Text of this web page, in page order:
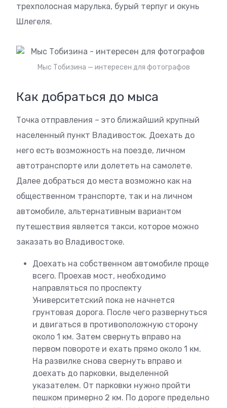
трехполосная марулька, бурый терпуг и окунь
Шлегеля.
Мыс Тобизина — интересен для фотографов
Как добраться до мыса
Точка отправления – это ближайший крупный
населенный пункт Владивосток. Доехать до
него есть возможность на поезде, личном
автотранспорте или долететь на самолете.
Далее добраться до места возможно как на
общественном транспорте, так и на личном
автомобиле, альтернативным вариантом
путешествия является такси, которое можно
заказать во Владивостоке.
Доехать на собственном автомобиле проще
всего. Проехав мост, необходимо
направляться по проспекту
Университетский пока не начнется
грунтовая дорога. После чего развернуться
и двигаться в противоположную сторону
около 1 км. Затем свернуть вправо на
первом повороте и ехать прямо около 1 км.
На развилке снова свернуть вправо и
доехать до парковки, выделенной
указателем. От парковки нужно пройти
пешком примерно 2 км. По дороге предельно